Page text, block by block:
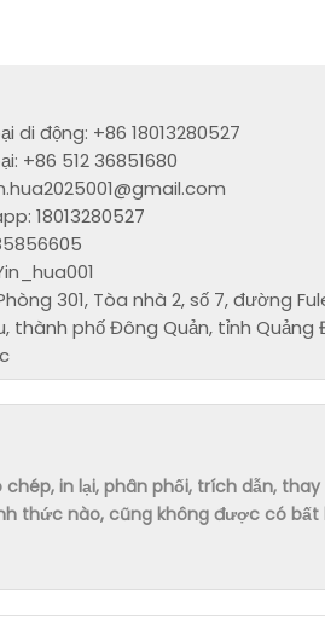
di động: +86 18013280527
+86 512 36851680
18013280527
301, Tòa nhà 2, số 7, đường
thành phố Đông Quản, tỉnh Quảng
in lại, phân phối, trích dẫn, thay
thức nào, cũng không được có bất